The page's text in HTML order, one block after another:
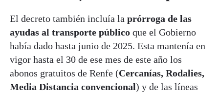
El decreto también incluía la prórroga de las
ayudas al transporte público que el Gobierno
había dado hasta junio de 2025. Esta mantenía en
vigor hasta el 30 de ese mes de este año los
abonos gratuitos de Renfe (Cercanías, Rodalies,
Media Distancia convencional) y de las líneas